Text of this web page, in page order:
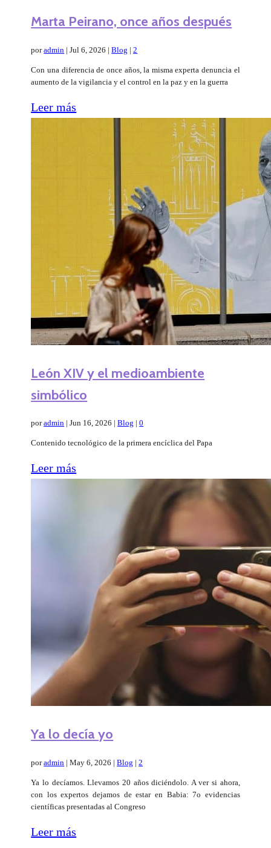
Marta Peirano, once años después
poradmin |Jul 6, 2026 |Blog |2
Con una diferencia de once años, la misma experta denuncia el
aumento de la vigilancia y el control en la paz y en la guerra
Leer más
León XIV y el medioambiente
simbólico
poradmin |Jun 16, 2026 |Blog |0
Contenido tecnológico de la primera encíclica del Papa
Leer más
Ya lo decía yo
poradmin |May 6, 2026 |Blog |2
Ya lo decíamos. Llevamos 20 años diciéndolo. A ver si ahora,
con los expertos dejamos de estar en Babia: 7o evidencias
científicas presentadas al Congreso
Leer más